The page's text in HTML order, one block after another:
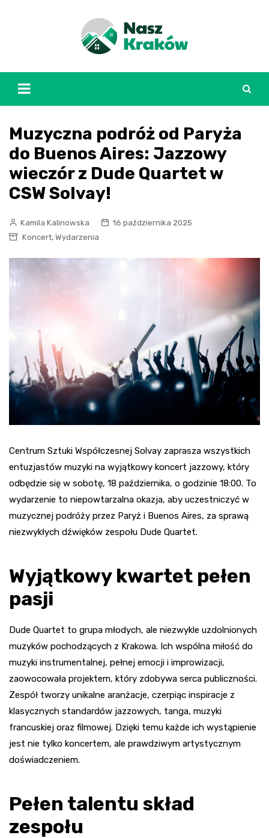
Muzyczna podróż od Paryża
do Buenos Aires: Jazzowy
wieczór z Dude Quartet w
CSW Solvay!
Kamila Kalinowska
16 października 2025
Koncert, Wydarzenia
Centrum Sztuki Współczesnej Solvay zaprasza wszystkich
entuzjastów muzyki na wyjątkowy koncert jazzowy, który
odbędzie się w sobotę, 18 października, o godzinie 18:00. To
wydarzenie to niepowtarzalna okazja, aby uczestniczyć w
muzycznej podróży przez Paryż i Buenos Aires, za sprawą
niezwykłych dźwięków zespołu Dude Quartet.
Wyjątkowy kwartet pełen
pasji
Dude Quartet to grupa młodych, ale niezwykle uzdolnionych
muzyków pochodzących z Krakowa. Ich wspólna miłość do
muzyki instrumentalnej, pełnej emocji i improwizacji,
zaowocowała projektem, który zdobywa serca publiczności.
Zespół tworzy unikalne aranżacje, czerpiąc inspiracje z
klasycznych standardów jazzowych, tanga, muzyki
francuskiej oraz filmowej. Dzięki temu każde ich wystąpienie
jest nie tylko koncertem, ale prawdziwym artystycznym
doświadczeniem.
Pełen talentu skład
zespołu